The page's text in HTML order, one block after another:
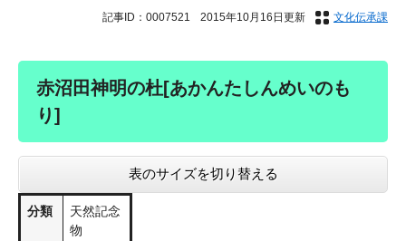
記事ID：0007521 2015年10月16日更新 文化伝承課
赤沼田神明の杜[あかんたしんめいのも
り]
表のサイズを切り替える
分類
天然記念
物